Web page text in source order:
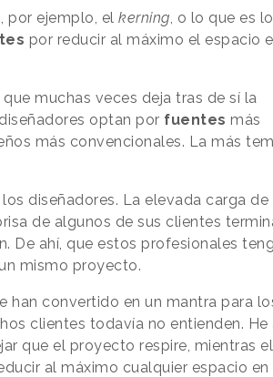
por ejemplo, el kerning , o lo que es lo
por reducir al máximo el espacio
muchas veces deja tras de sí la
optan por fuentes más
más convencionales. La más
diseñadores. La elevada carga de
de algunos de sus clientes
De ahí, que estos profesionales
mismo proyecto.
han convertido en un mantra para
clientes todavía no entienden. He
que el proyecto respire, mientras el
al máximo cualquier espacio en